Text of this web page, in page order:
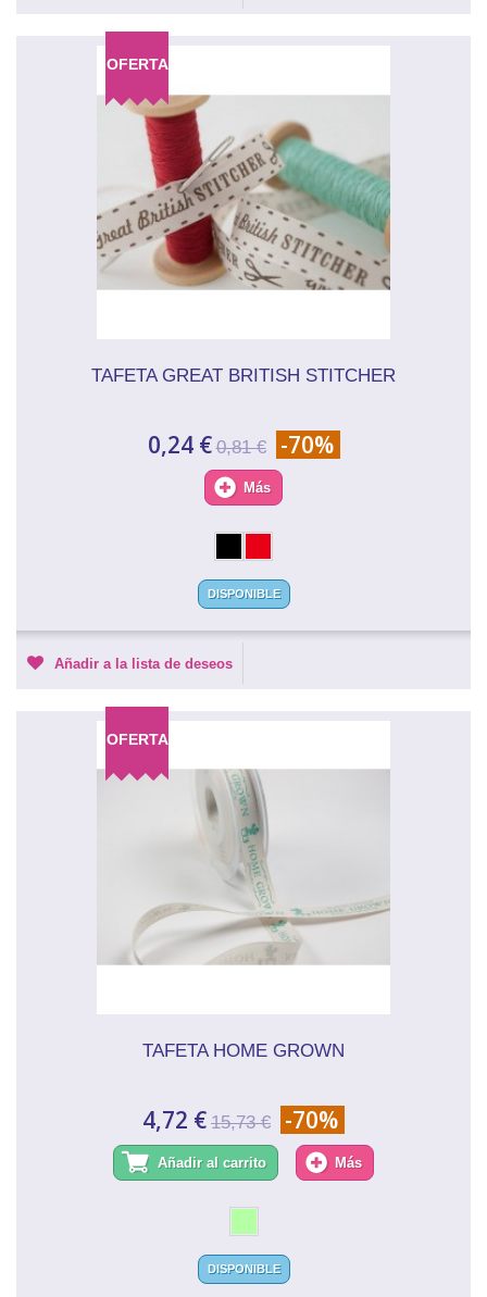
OFERTA
TAFETA GREAT BRITISH STITCHER
0,24 € 0,81 € -70%
Más
DISPONIBLE
Añadir a la lista de deseos
OFERTA
TAFETA HOME GROWN
4,72 € 15,73 € -70%
Añadir al carrito Más
DISPONIBLE